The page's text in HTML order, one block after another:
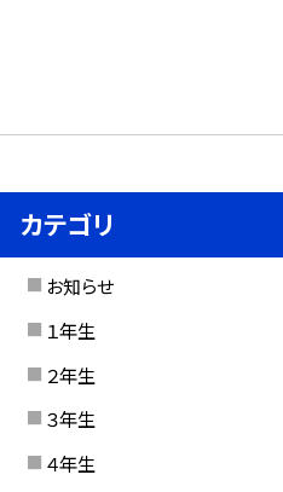
カテゴリ
お知らせ
１年生
２年生
３年生
４年生